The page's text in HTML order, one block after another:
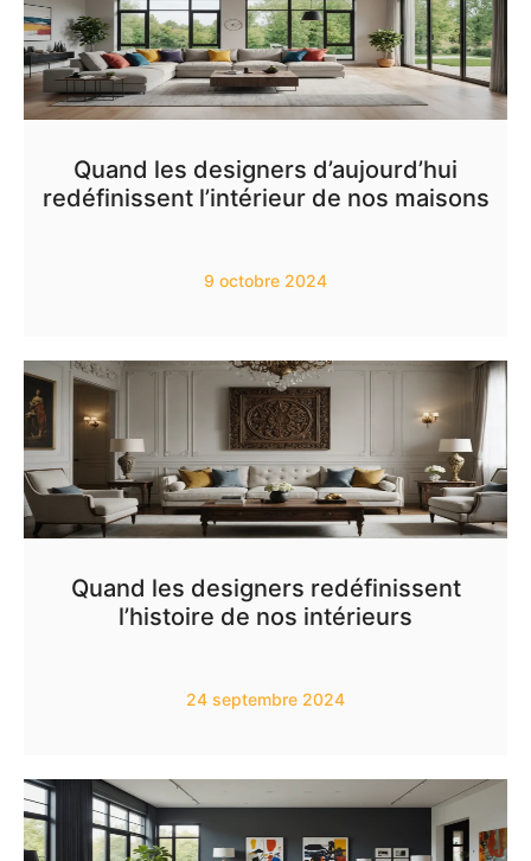
Quand les designers d’aujourd’hui
redéfinissent l’intérieur de nos maisons
9 octobre 2024
Quand les designers redéfinissent
l’histoire de nos intérieurs
24 septembre 2024